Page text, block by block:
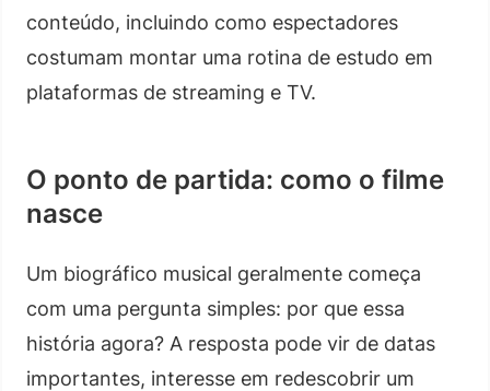
conteúdo, incluindo como espectadores
costumam montar uma rotina de estudo em
plataformas de streaming e TV.
O ponto de partida: como o filme
nasce
Um biográfico musical geralmente começa
com uma pergunta simples: por que essa
história agora? A resposta pode vir de datas
importantes, interesse em redescobrir um